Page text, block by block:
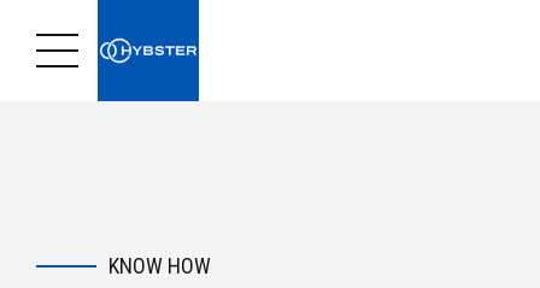
KNOW HOW